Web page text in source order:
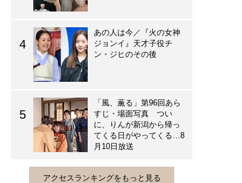
あの人は今／『火の女神
ジョンイ』天才子役チ
ン・ジヒのその後
「風、薫る」第96回あら
すじ・場面写真 つい
に、りんが新潟から帰っ
てくる日がやってくる…8
月10日放送
アクセスランキングをもっと見る